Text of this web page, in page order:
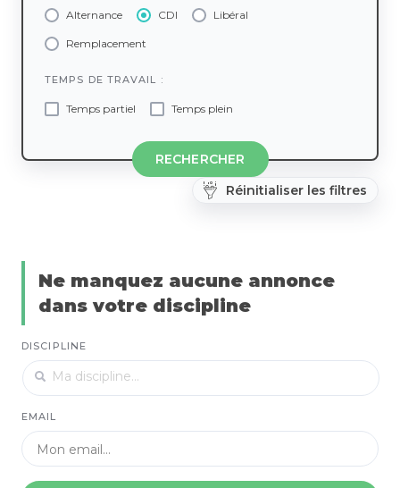
Réinitialiser les filtres
Alternance CDI Libéral
Remplacement
TEMPS DE TRAVAIL :
Temps partiel Temps plein
RECHERCHER
Ne manquez aucune annonce
dans votre discipline
DISCIPLINE
EMAIL